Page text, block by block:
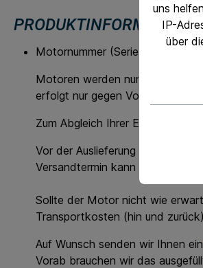
Motornummer (Seriennummer)
Motoren werden nur an
erfolgt nur gegen Vorkasse.
Zum Abgleich Ihrer
Vor der Auslieferung werden
Versandtermin kann daher nur
Sollte der Motor nicht wie
Transportkosten (hin und
Auf Wunsch senden wir Ihnen ein
Vorab brauchen wir das
uns
IP-
über